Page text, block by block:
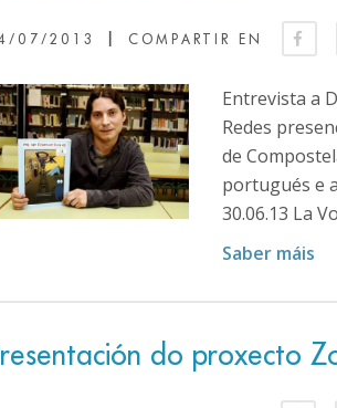
07/2013 COMPARTIR EN
Entrevista a
Redes
de
portugués e
30.06.13 La
Saber máis
do proxecto